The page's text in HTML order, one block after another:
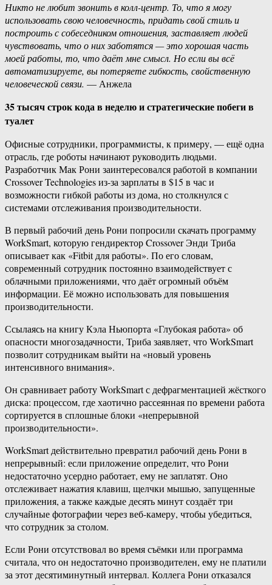
Никто не любит звонить в колл-центр. То, что я могу
использовать свою человечность, придать свой стиль и
построить с собеседником отношения, заставляет людей
чувствовать, что о них заботятся — это хорошая часть
моей работы, то, что даёт мне смысл. Но если вы всё
автоматизируете, вы потеряете гибкость, свойственную
человеческой связи. — Анжела
35 тысяч строк кода в неделю и стратегические побеги в
туалет
Офисные сотрудники, программисты, к примеру, — ещё одна
отрасль, где роботы начинают руководить людьми.
Разработчик Мак Рони заинтересовался работой в компании
Crossover Technologies из-за зарплаты в $15 в час и
возможности гибкой работы из дома, но столкнулся с
системами отслеживания производительности.
В первый рабочий день Рони попросили скачать программу
WorkSmart, которую гендиректор Crossover Энди Триба
описывает как «Fitbit для работы». По его словам,
современный сотрудник постоянно взаимодействует с
облачными приложениями, что даёт огромный объём
информации. Её можно использовать для повышения
производительности.
Ссылаясь на книгу Кэла Ньюпорта «Глубокая работа» об
опасности многозадачности, Триба заявляет, что WorkSmart
позволит сотрудникам выйти на «новый уровень
интенсивного внимания».
Он сравнивает работу WorkSmart с дефрагментацией жёсткого
диска: процессом, где хаотично рассеянная по времени работа
сортируется в сплошные блоки «непрерывной
производительности».
WorkSmart действительно превратил рабочий день Рони в
непрерывный: если приложение определит, что Рони
недостаточно усердно работает, ему не заплатят. Оно
отслеживает нажатия клавиш, щелчки мышью, запущенные
приложения, а также каждые десять минут создаёт три
случайные фотографии через веб-камеру, чтобы убедиться,
что сотрудник за столом.
Если Рони отсутствовал во время съёмки или программа
считала, что он недостаточно производителен, ему не платили
за этот десятиминутный интервал. Коллега Рони отказался